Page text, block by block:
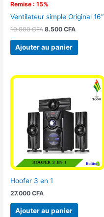
Remise : 15%
Ventilateur simple Original 16″
10.000CFA 8.500CFA
Ajouter au panier
Hoofer 3 en 1
27.000CFA
Ajouter au panier